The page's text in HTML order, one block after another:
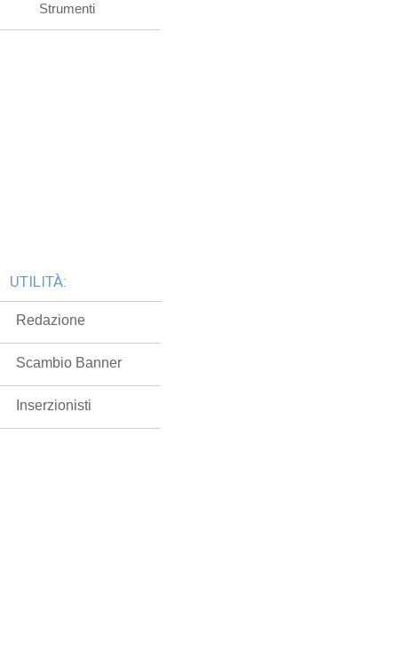
Strumenti
UTILITÀ:
Redazione
Scambio Banner
Inserzionisti